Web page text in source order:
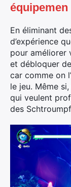
équipemen
En éliminant
d’expérience
pour améliorer
et débloquer
car comme on
le jeu. Même
qui veulent
des